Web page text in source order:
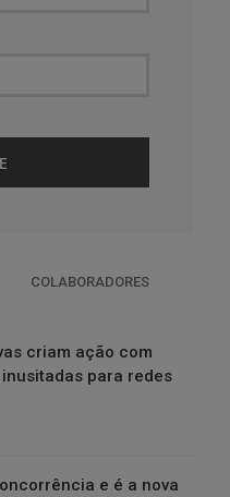
COLABORADORES
criam ação com
para redes
e é a nova